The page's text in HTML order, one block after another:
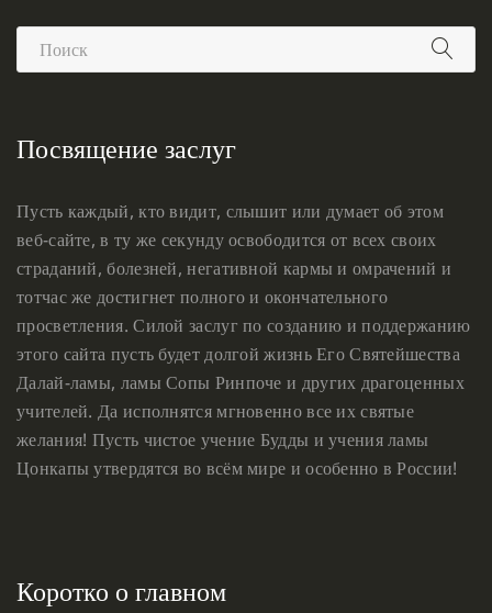
Посвящение заслуг
Пусть каждый, кто видит, слышит или думает об этом
веб-сайте, в ту же секунду освободится от всех своих
страданий, болезней, негативной кармы и омрачений и
тотчас же достигнет полного и окончательного
просветления. Силой заслуг по созданию и поддержанию
этого сайта пусть будет долгой жизнь Его Святейшества
Далай-ламы, ламы Сопы Ринпоче и других драгоценных
учителей. Да исполнятся мгновенно все их святые
желания! Пусть чистое учение Будды и учения ламы
Цонкапы утвердятся во всём мире и особенно в России!
Коротко о главном